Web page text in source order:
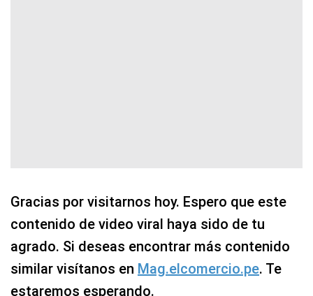
Gracias por visitarnos hoy. Espero que este
contenido de video viral haya sido de tu
agrado. Si deseas encontrar más contenido
similar visítanos en Mag.elcomercio.pe. Te
estaremos esperando.